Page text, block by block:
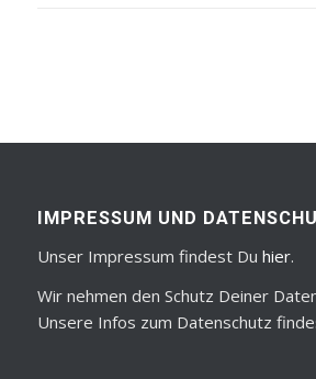
IMPRESSUM UND
Unser Impressum findest Du hier.
Wir nehmen den Schutz Deiner
Unsere Infos zum Datenschutz